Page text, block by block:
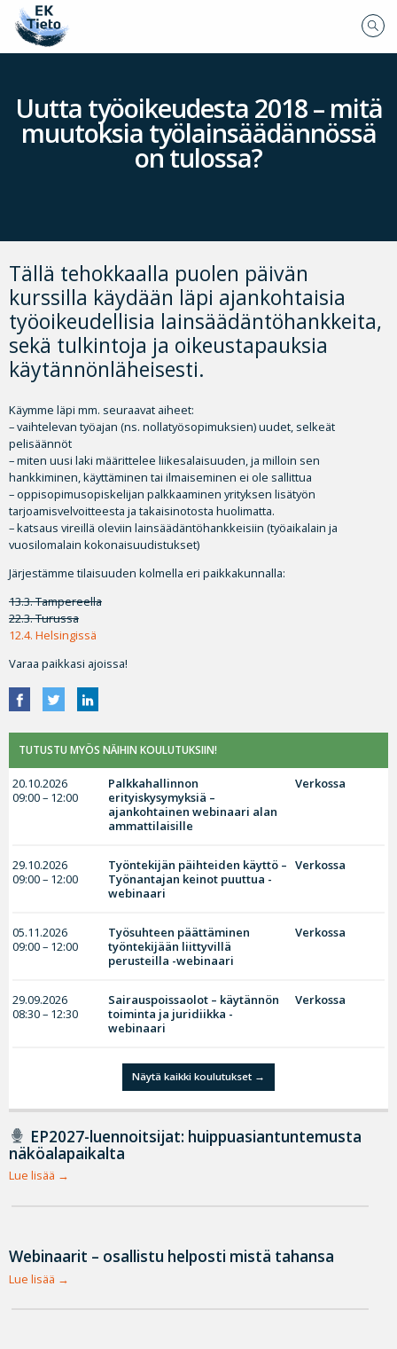
Uutta työoikeudesta 2018 – mitä
muutoksia työlainsäädännössä
on tulossa?
Tällä tehokkaalla puolen päivän
kurssilla käydään läpi ajankohtaisia
työoikeudellisia lainsäädäntöhankkeita,
sekä tulkintoja ja oikeustapauksia
käytännönläheisesti.
Käymme läpi mm. seuraavat aiheet:
– vaihtelevan työajan (ns. nollatyösopimuksien) uudet, selkeät
pelisäännöt
– miten uusi laki määrittelee liikesalaisuuden, ja milloin sen
hankkiminen, käyttäminen tai ilmaiseminen ei ole sallittua
– oppisopimusopiskelijan palkkaaminen yrityksen lisätyön
tarjoamisvelvoitteesta ja takaisinotosta huolimatta.
– katsaus vireillä oleviin lainsäädäntöhankkeisiin (työaikalain ja
vuosilomalain kokonaisuudistukset)
Järjestämme tilaisuuden kolmella eri paikkakunnalla:
13.3. Tampereella
22.3. Turussa
12.4. Helsingissä
Varaa paikkasi ajoissa!
TUTUSTU MYÖS NÄIHIN KOULUTUKSIIN!
20.10.2026
09:00 – 12:00
Palkkahallinnon
erityiskysymyksiä –
ajankohtainen webinaari alan
ammattilaisille
Verkossa
29.10.2026
09:00 – 12:00
Työntekijän päihteiden käyttö –
Työnantajan keinot puuttua -
webinaari
Verkossa
05.11.2026
09:00 – 12:00
Työsuhteen päättäminen
työntekijään liittyvillä
perusteilla -webinaari
Verkossa
29.09.2026
08:30 – 12:30
Sairauspoissaolot – käytännön
toiminta ja juridiikka -
webinaari
Verkossa
Näytä kaikki koulutukset
EP2027-luennoitsijat: huippuasiantuntemusta
näköalapaikalta
Lue lisää
Webinaarit – osallistu helposti mistä tahansa
Lue lisää